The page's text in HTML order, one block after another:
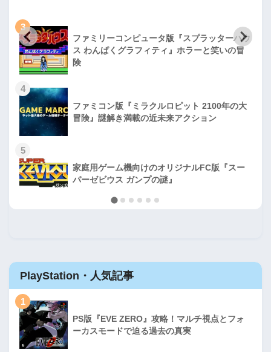
3
ファミリーコンピュータ版『スプラッターハウ
ス わんぱくグラフィティ』ホラーと笑いの冒
険
4
ファミコン版『ミラクルロピット 2100年の大
冒険』謎解き満載の近未来アクション
5
家庭用ゲーム機向けのオリジナルFC版『スー
パーゼビウス ガンプの謎』
PlayStation・人気記事
1
PS版『EVE ZERO』攻略！マルチ視点とフォ
ーカスモードで迫る過去の真実